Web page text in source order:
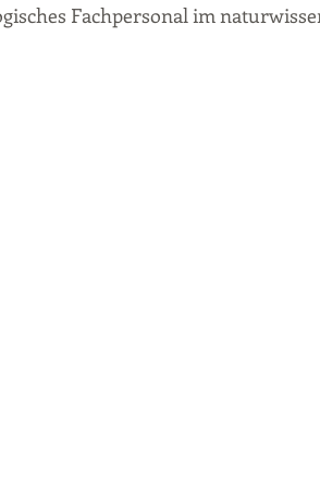
Fachpersonal im